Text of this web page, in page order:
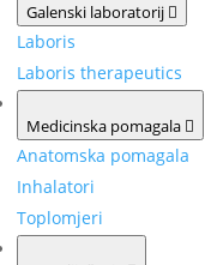
Galenski laboratorij
Laboris
Laboris therapeutics
Medicinska pomagala
Anatomska pomagala
Inhalatori
Toplomjeri